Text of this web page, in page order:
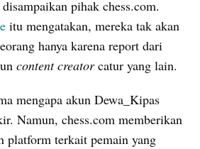
itu mengatakan, mereka tak akan
hanya karena report dari
content creator catur yang lain.
mengapa akun Dewa_Kipas
Namun, chess.com memberikan
platform terkait pemain yang